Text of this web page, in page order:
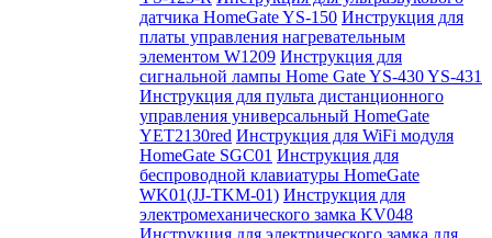
датчика HomeGate YS-150 Инструкция для
платы управления нагревательным
элементом W1209 Инструкция для
сигнальной лампы Home Gate YS-430 YS-431
Инструкция для пульта дистанционного
управления универсальный HomeGate
YET2130red Инструкция для WiFi модуля
HomeGate SGC01 Инструкция для
беспроводной клавиатуры HomeGate
WK01(JJ-TKM-01) Инструкция для
электромеханического замка KV048
Инструкция для электрического замка для